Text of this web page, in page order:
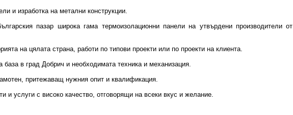
и изработка на метални конструкции.
пазар широка гама термоизолационни панели на утвърдени производители от
на цялата страна, работи по типови проекти или по проекти на клиента.
база в град Добрич и необходимата техника и механизация.
притежаващ нужния опит и квалификация.
и услуги с високо качество, отговорящи на всеки вкус и желание.